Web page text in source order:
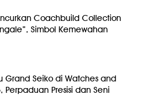
Coachbuild Collection
Simbol Kemewahan
Grand Seiko di Watches and
Perpaduan Presisi dan Seni